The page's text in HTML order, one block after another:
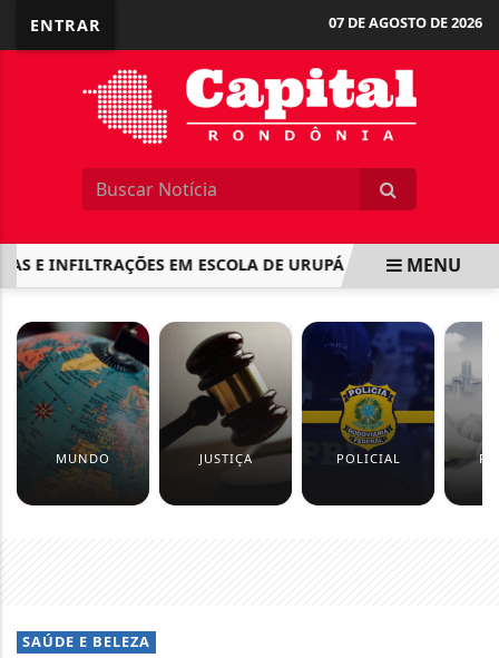
ENTRAR 07 DE AGOSTO DE 2026
E INFILTRAÇÕES EM ESCOLA DE URUPÁ MOBILIZAM PEDIDO
MENU
MUNDO JUSTIÇA POLICIAL
SAÚDE E BELEZA